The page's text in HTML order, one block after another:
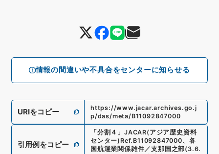
情報の間違いや不具合をセンターに知らせる
URIをコピー
https://www.jacar.archives.go.j
p/das/meta/B11092847000
引用例をコピー
「 分割４ 」 JACAR(アジア歴史資料
センター) Ref. B11092847000、 各
国航運業関係雑件／支那国之部(3.6.